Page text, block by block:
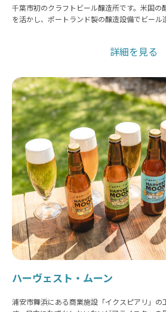
千葉市初のクラフトビール醸造所です。米国の
を活かし、ポートランド製の醸造設備でビー
詳細を見る
ハーヴェスト・ムーン
浦安市舞浜にある商業施設「イクスピアリ」の